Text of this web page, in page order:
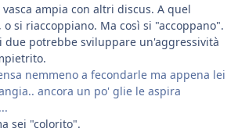
ampia con altri discus. A quel
si riaccoppiano. Ma così si "accoppano".
due potrebbe sviluppare un'aggressività
nemmeno a fecondarle ma appena lei
ancora un po' glie le aspira
sei "colorito".